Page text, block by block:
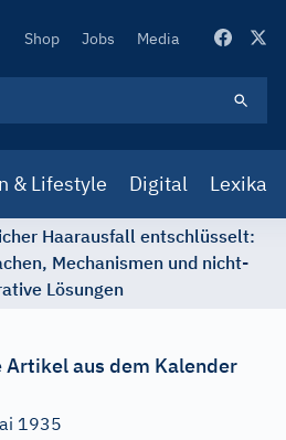
Secondary
Shop Jobs Media
& Lifestyle Digital Lexika
Haarausfall entschlüsselt:
Mechanismen und nicht-
Lösungen
Artikel aus dem Kalender
1935